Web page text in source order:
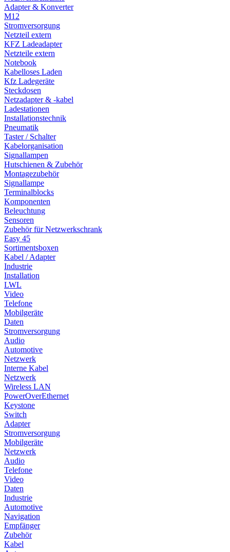
Adapter & Konverter
M12
Stromversorgung
Netzteil extern
KFZ Ladeadapter
Netzteile extern
Notebook
Kabelloses Laden
Kfz Ladegeräte
Steckdosen
Netzadapter & -kabel
Ladestationen
Installationstechnik
Pneumatik
Taster / Schalter
Kabelorganisation
Signallampen
Hutschienen & Zubehör
Montagezubehör
Signallampe
Terminalblocks
Komponenten
Beleuchtung
Sensoren
Zubehör für Netzwerkschrank
Easy 45
Sortimentsboxen
Kabel / Adapter
Industrie
Installation
LWL
Video
Telefone
Mobilgeräte
Daten
Stromversorgung
Audio
Automotive
Netzwerk
Interne Kabel
Netzwerk
Wireless LAN
PowerOverEthernet
Keystone
Switch
Adapter
Stromversorgung
Mobilgeräte
Netzwerk
Audio
Telefone
Video
Daten
Industrie
Automotive
Navigation
Empfänger
Zubehör
Kabel